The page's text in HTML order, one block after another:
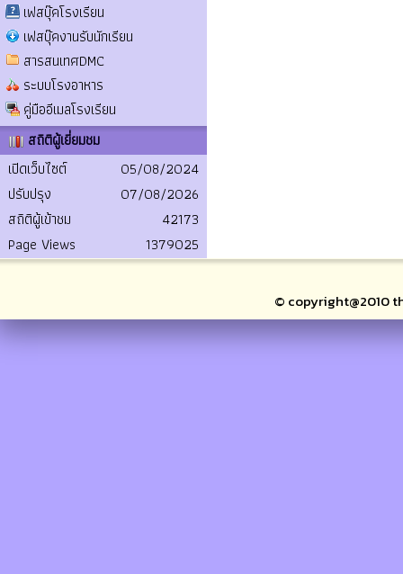
เฟสบุ๊คโรงเรียน
เฟสบุ๊คงานรับนักเรียน
สารสนเทศDMC
ระบบโรงอาหาร
คู่มืออีเมลโรงเรียน
สถิติผู้เยี่ยมชม
เปิดเว็บไซต์
05/08/2024
ปรับปรุง
07/08/2026
สถิติผู้เข้าชม
42173
Page Views
1379025
© copyright@2010